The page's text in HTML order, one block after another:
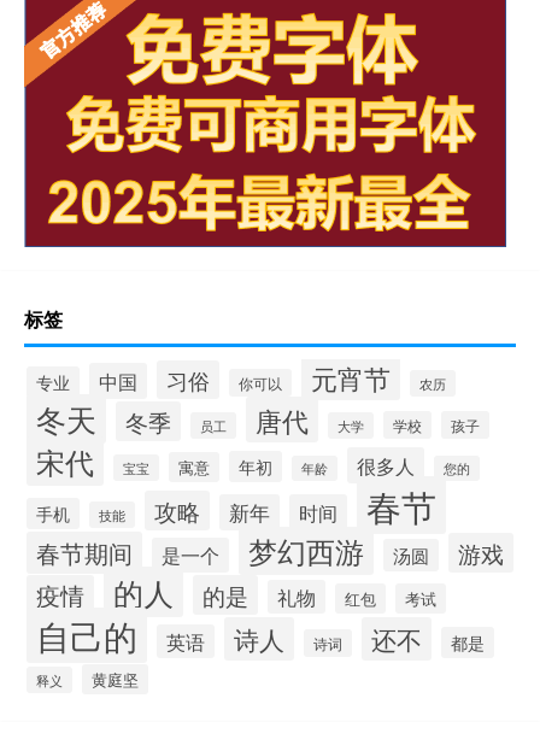
标签
专业 中国 习俗 你可以 元宵节 农历
冬天 冬季 员工 唐代 大学 学校 孩子
宋代 宝宝 寓意 年初 年龄 很多人 您的
手机 技能 攻略 新年 时间 春节
春节期间 是一个 梦幻西游 汤圆 游戏
疫情 的人 的是 礼物 红包 考试
自己的 英语 诗人 诗词 还不 都是
释义 黄庭坚